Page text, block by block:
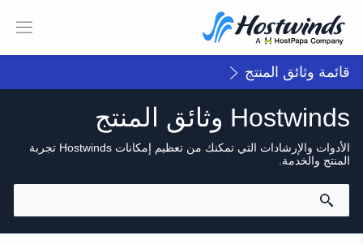
قائمة وثائق المنتج
Hostwinds وثائق المنتج
الأدوات والإرشادات التي تمكنك من تعظيم إمكانات Hostwinds تجربة
المنتج والخدمة.